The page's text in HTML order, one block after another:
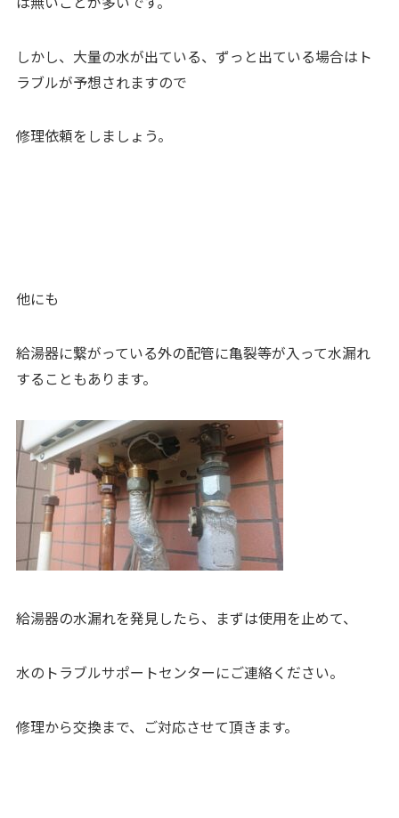
しかし、大量の水が出ている、ずっと出ている場合はト
ラブルが予想されますので
修理依頼をしましょう。
他にも
給湯器に繋がっている外の配管に亀裂等が入って水漏れ
することもあります。
給湯器の水漏れを発見したら、まずは使用を止めて、
水のトラブルサポートセンターにご連絡ください。
修理から交換まで、ご対応させて頂きます。